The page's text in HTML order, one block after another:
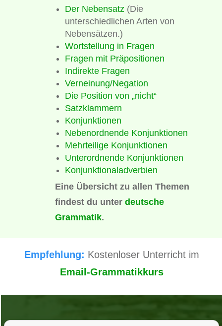
Der Nebensatz (Die
unterschiedlichen Arten von
Nebensätzen.)
Wortstellung in Fragen
Fragen mit Präpositionen
Indirekte Fragen
Verneinung/Negation
Die Position von „nicht“
Satzklammern
Konjunktionen
Nebenordnende Konjunktionen
Mehrteilige Konjunktionen
Unterordnende Konjunktionen
Konjunktionaladverbien
Eine Übersicht zu allen Themen
findest du unter deutsche
Grammatik.
Empfehlung: Kostenloser Unterricht im
Email-Grammatikkurs